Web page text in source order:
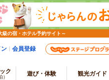
の宿・ホテル予約サイト～
ン 会員登録
ク
） 遊び・体験 観光ガイド